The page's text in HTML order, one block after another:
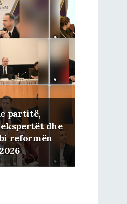
partitë,
dhe
reformën